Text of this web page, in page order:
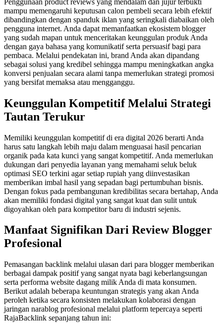
mampu memengaruhi keputusan calon pembeli secara lebih efektif
dibandingkan dengan spanduk iklan yang seringkali diabaikan oleh
pengguna internet. Anda dapat memanfaatkan ekosistem blogger
yang sudah mapan untuk menceritakan keunggulan produk Anda
dengan gaya bahasa yang komunikatif serta persuasif bagi para
pembaca. Melalui pendekatan ini, brand Anda akan dipandang
sebagai solusi yang kredibel sehingga mampu meningkatkan angka
konversi penjualan secara alami tanpa memerlukan strategi promosi
yang bersifat memaksa atau mengganggu.
Keunggulan Kompetitif Melalui Strategi
Tautan Terukur
Memiliki keunggulan kompetitif di era digital 2026 berarti Anda
harus satu langkah lebih maju dalam menguasai hasil pencarian
organik pada kata kunci yang sangat kompetitif. Anda memerlukan
dukungan dari penyedia layanan yang memahami seluk beluk
optimasi SEO terkini agar setiap rupiah yang diinvestasikan
memberikan imbal hasil yang sepadan bagi pertumbuhan bisnis.
Dengan fokus pada pembangunan kredibilitas secara bertahap, Anda
akan memiliki fondasi digital yang sangat kuat dan sulit untuk
digoyahkan oleh para kompetitor baru di industri sejenis.
Manfaat Signifikan Dari Review Blogger
Profesional
Pemasangan backlink melalui ulasan dari para blogger memberikan
berbagai dampak positif yang sangat nyata bagi keberlangsungan
serta performa website dagang milik Anda di mata konsumen.
Berikut adalah beberapa keuntungan strategis yang akan Anda
peroleh ketika secara konsisten melakukan kolaborasi dengan
jaringan narablog profesional melalui platform tepercaya seperti
RajaBacklink sepanjang tahun ini: